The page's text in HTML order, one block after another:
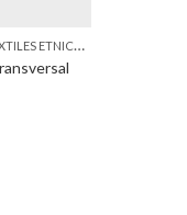
ETNICOS Y ESTILIZADOS